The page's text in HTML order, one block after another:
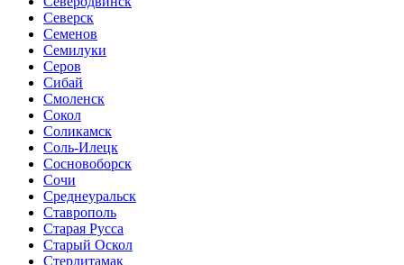
Северск
Семенов
Семилуки
Серов
Сибай
Смоленск
Сокол
Соликамск
Соль-Илецк
Сосновоборск
Сочи
Среднеуральск
Ставрополь
Старая Русса
Старый Оскол
Стерлитамак